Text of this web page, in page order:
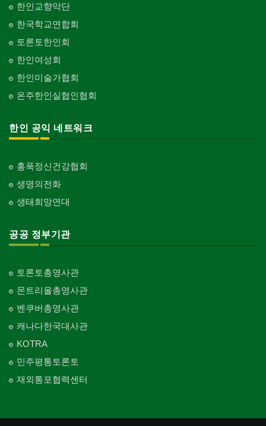
한인교향악단
한국학교연합회
토론토한인회
한인여성회
한인미술가협회
온주한인실협인협회
한인 공익 네트워크
홍푹정신건강협회
생명의전화
생태희망연대
공공 정부기관
토론토총영사관
몬트리올총영사관
벤쿠버총영사관
캐나다한국대사관
KOTRA
민주평통토론토
재외통포협력센터